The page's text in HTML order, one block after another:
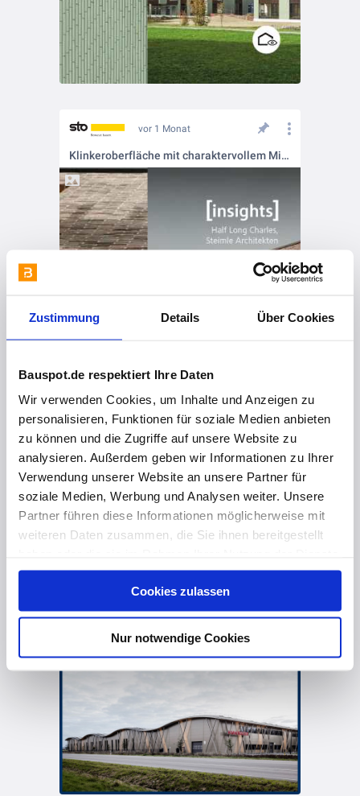
Zustimmung Details Über Cookies
Bauspot.de respektiert Ihre Daten
Wir verwenden Cookies, um Inhalte und Anzeigen zu
personalisieren, Funktionen für soziale Medien anbieten
zu können und die Zugriffe auf unsere Website zu
analysieren. Außerdem geben wir Informationen zu Ihrer
Verwendung unserer Website an unsere Partner für
soziale Medien, Werbung und Analysen weiter. Unsere
Partner führen diese Informationen möglicherweise mit
weiteren Daten zusammen, die Sie ihnen bereitgestellt
gesammelt haben. Hier finden Sie Informationen zum
und unserImpressum.
Cookies zulassen
Nur notwendige Cookies
vor 1 Monat
Klinkeroberfläche mit charaktervollem Mischbild 🔶
vor 1 Monat
💫 Nachhaltiger Schwung: Sandwichfassade im Gesamtkonzept